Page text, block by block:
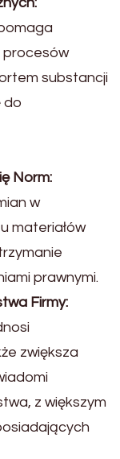
procesów
substancji
do
Norm:
w
materiałów
prawnymi.
Firmy:
zwiększa
z większym